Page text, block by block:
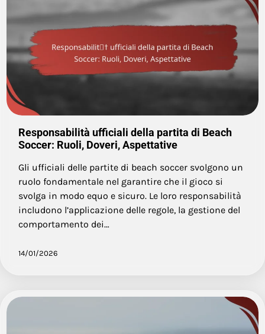
Responsabilità ufficiali della partita di Beach
Soccer: Ruoli, Doveri, Aspettative
Gli ufficiali delle partite di beach soccer svolgono un
ruolo fondamentale nel garantire che il gioco si
svolga in modo equo e sicuro. Le loro responsabilità
includono l’applicazione delle regole, la gestione del
comportamento dei…
14/01/2026